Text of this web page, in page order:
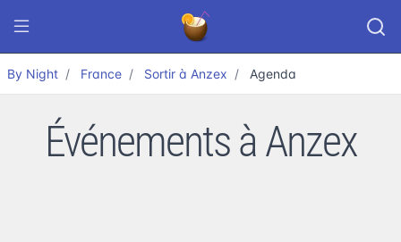
By Night France Sortir à Anzex Agenda
Événements à Anzex